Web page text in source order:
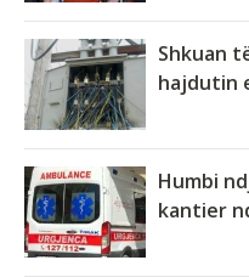
Shkuan
hajdutin
Humbi
kantier